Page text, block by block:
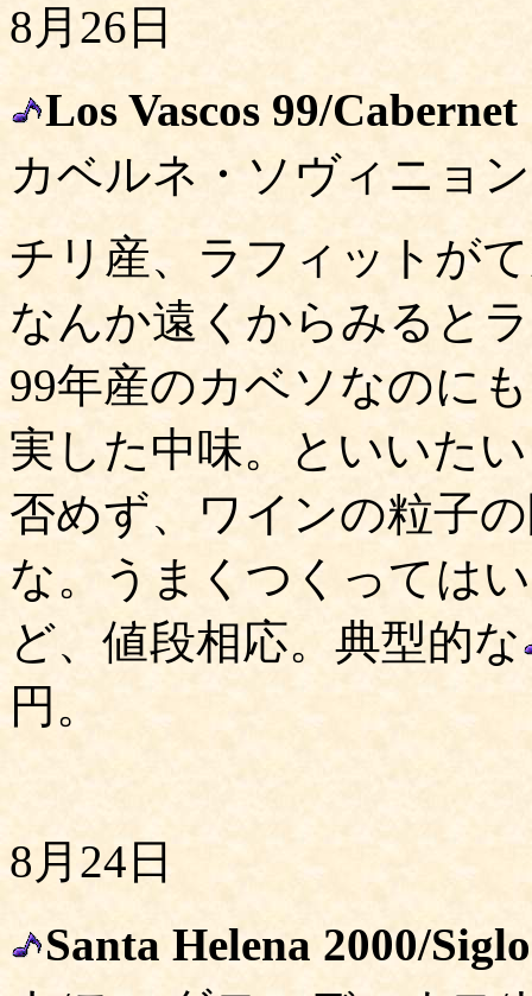
8月26日
Los Vascos 99/
カベルネ・ソヴィニョ
チリ産、ラフィットが
なんか遠くからみると
99年産のカベソなのに
実した中味。といいた
否めず、ワインの粒子
な。うまくつくっては
ど、値段相応。典型的な
円。
8月24日
Santa Helena 2000/